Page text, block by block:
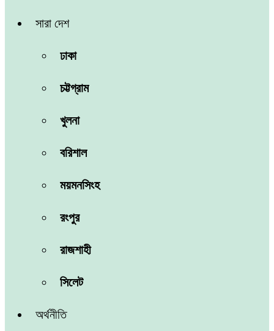
সারা দেশ
ঢাকা
চট্টগ্রাম
খুলনা
বরিশাল
ময়মনসিংহ
রংপুর
রাজশাহী
সিলেট
অর্থনীতি